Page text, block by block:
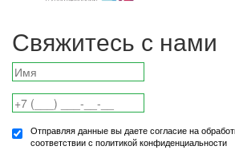
Свяжитесь с нами
Отправляя данные вы даете согласие на
соответствии с политикой конфиденциальности